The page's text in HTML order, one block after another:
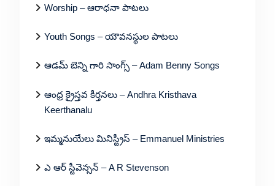
Worship – ఆరాధనా పాటలు
Youth Songs – యౌవనస్థుల పాటలు
ఆడమ్ బెన్ని గారి సాంగ్స్ – Adam Benny Songs
ఆంధ్ర క్రైస్తవ కీర్తనలు – Andhra Kristhava
Keerthanalu
ఇమ్మనుయేలు మినిస్ట్రీస్ – Emmanuel Ministries
ఎ ఆర్ స్టీవెన్సన్ – A R Stevenson